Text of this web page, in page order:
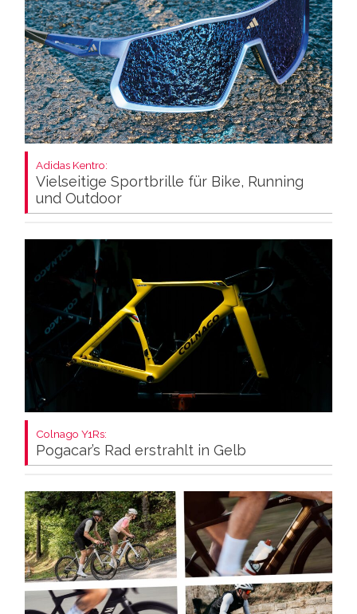
Adidas Kentro:
Vielseitige Sportbrille für Bike, Running
und Outdoor
Colnago Y1Rs:
Pogacar’s Rad erstrahlt in Gelb